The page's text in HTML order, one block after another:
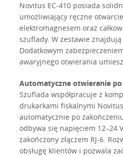
Novitus EC-410 posiada
umożliwiający ręczne
elektromagnesem oraz
szuflady. W zestawie znajdują
Dodatkowym
awaryjnego otwierania
Automatyczne otwieranie
Szuflada współpracuje z
drukarkami fiskalnymi
automatycznie po
odbywa się napięciem 12–24
zakończony złączem RJ-6.
obsługę klientów i pozwala